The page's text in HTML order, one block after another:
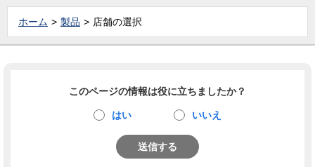
ホーム 製品 店舗の選択
このページの情報は役に立ちましたか？
はい いいえ
送信する